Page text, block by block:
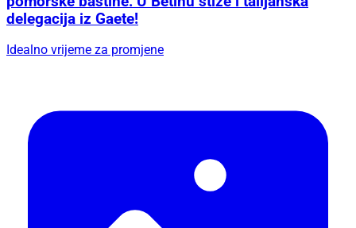
delegacija iz Gaete!
Idealno vrijeme za promjene